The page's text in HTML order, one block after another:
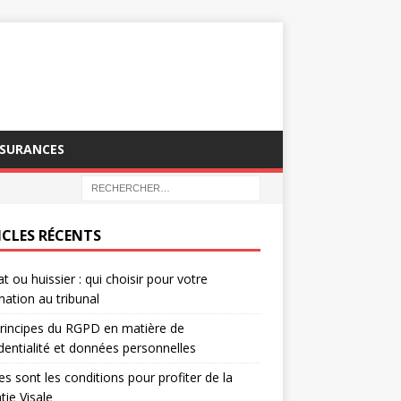
RÉCENTS
ou huissier : qui choisir pour votre
au tribunal
du RGPD en matière de
et données personnelles
sont les conditions pour profiter de la
Visale